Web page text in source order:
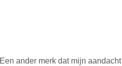
Een ander merk dat mijn